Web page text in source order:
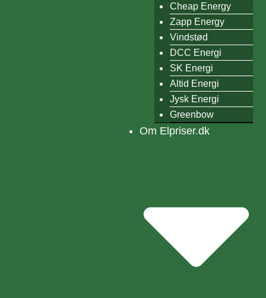
Cheap Energy
Zapp Energy
Vindstød
DCC Energi
SK Energi
Altid Energi
Jysk Energi
Greenbow
Om Elpriser.dk